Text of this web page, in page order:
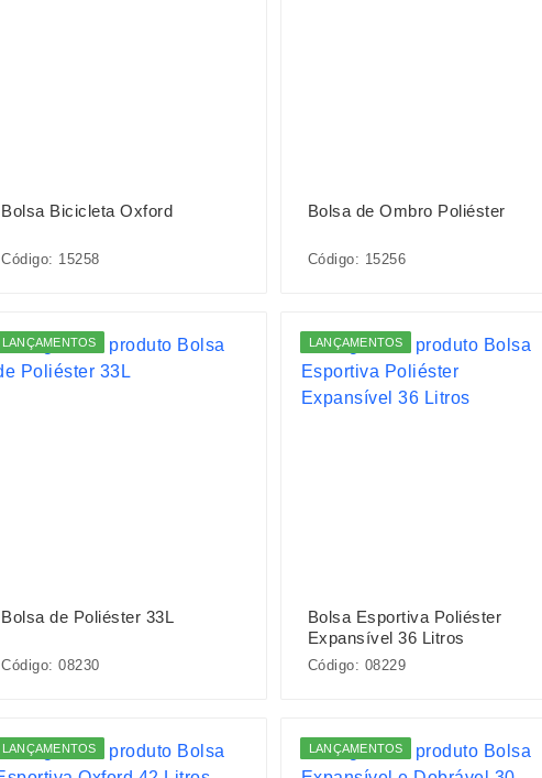
Bolsa Bicicleta Oxford
Código: 15258
Bolsa de Ombro Poliéster
Código: 15256
LANÇAMENTOS
Bolsa de Poliéster 33L
Código: 08230
LANÇAMENTOS
Bolsa Esportiva Poliéster
Expansível 36 Litros
Código: 08229
LANÇAMENTOS LANÇAMENTOS